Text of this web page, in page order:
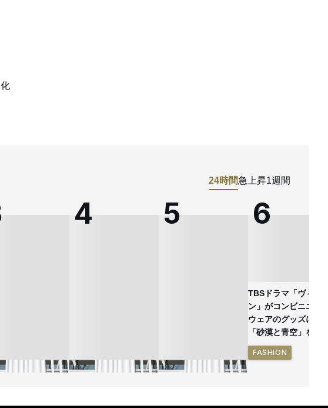
24時間急上昇1週間
TBSドラマ「ヴィヴ
ン」がコンビニエン
ウェアのグッズに
「砂漠と青空」を表
FASHION